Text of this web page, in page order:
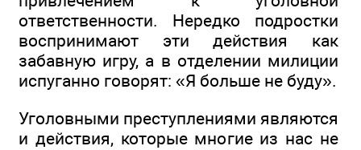
ответственности. Нередко подростки
воспринимают эти действия как
забавную игру, а в отделении милиции
испуганно говорят: «Я больше не буду».
Уголовными преступлениями являются
и действия, которые многие из нас не